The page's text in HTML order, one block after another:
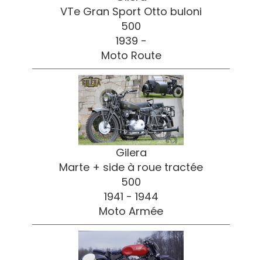
VTe Gran Sport Otto buloni
500
1939 -
Moto Route
Gilera
Marte + side à roue tractée
500
1941 - 1944
Moto Armée